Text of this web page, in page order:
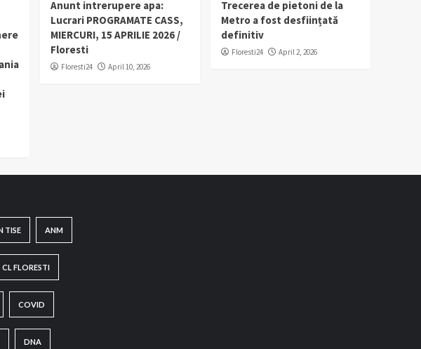
Anunt intrerupere apa:
Lucrari PROGRAMATE CASS,
MIERCURI, 15 APRILIE 2026 /
Floresti
Floresti24 April 10, 2026
Trecerea de pietoni de la
Metro a fost desființată
definitiv
Floresti24 April 2, 2026
TISE ANM
CL FLORESTI
COVID
DNA